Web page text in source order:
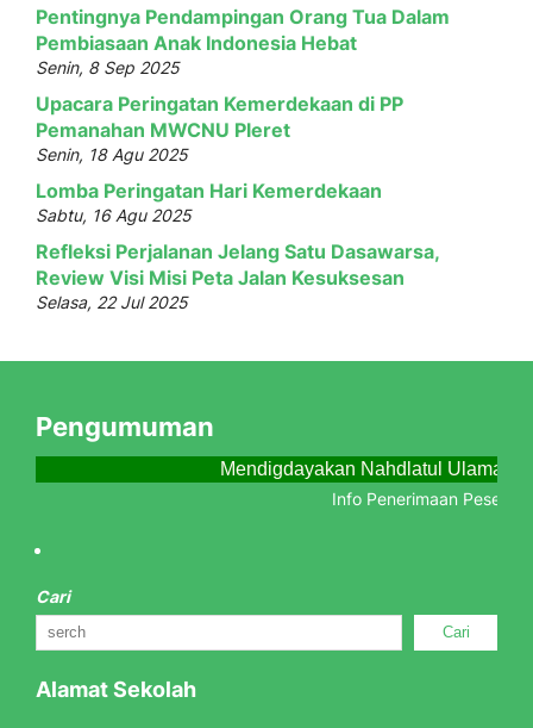
Pentingnya Pendampingan Orang Tua Dalam
Pembiasaan Anak Indonesia Hebat
Senin, 8 Sep 2025
Upacara Peringatan Kemerdekaan di PP
Pemanahan MWCNU Pleret
Senin, 18 Agu 2025
Lomba Peringatan Hari Kemerdekaan
Sabtu, 16 Agu 2025
Refleksi Perjalanan Jelang Satu Dasawarsa,
Review Visi Misi Peta Jalan Kesuksesan
Selasa, 22 Jul 2025
Pengumuman
Mendigdayakan Nahdlatul Ulama
Info Penerimaan Peserta
Cari
Cari
Alamat Sekolah